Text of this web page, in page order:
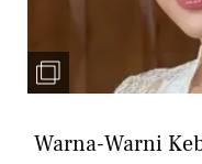
Warna-Warni